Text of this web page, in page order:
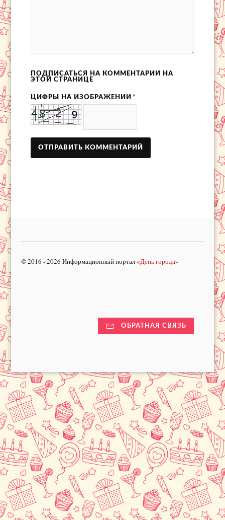
ПОДПИСАТЬСЯ НА КОММЕНТАРИИ НА
ЭТОЙ СТРАНИЦЕ
ЦИФРЫ НА ИЗОБРАЖЕНИИ *
© 2016 - 2026 Информационный портал «День города»
ОБРАТНАЯ СВЯЗЬ